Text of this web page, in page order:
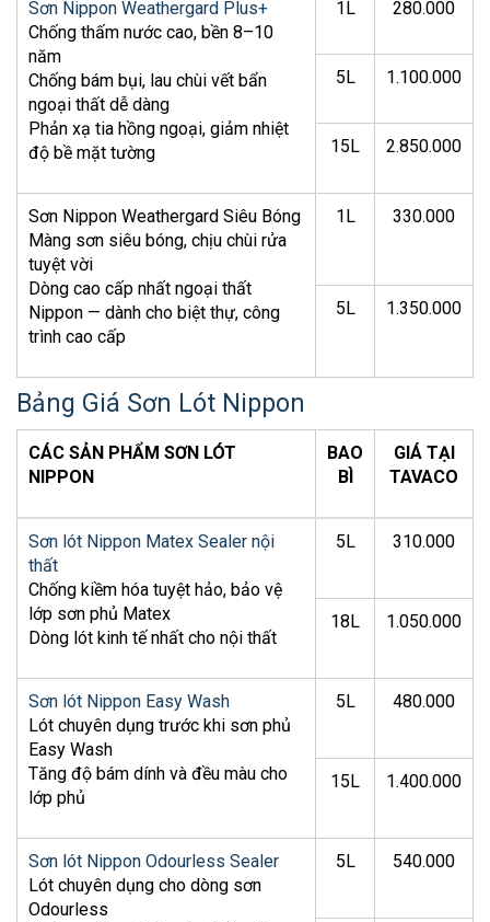
Sơn Nippon Weathergard Plus+
Chống thấm nước cao, bền 8–10
năm
Chống bám bụi, lau chùi vết bẩn
ngoại thất dễ dàng
Phản xạ tia hồng ngoại, giảm nhiệt
độ bề mặt tường
1L 280.000
5L 1.100.000
15L 2.850.000
Sơn Nippon Weathergard Siêu Bóng
Màng sơn siêu bóng, chịu chùi rửa
tuyệt vời
Dòng cao cấp nhất ngoại thất
Nippon — dành cho biệt thự, công
trình cao cấp
1L 330.000
5L 1.350.000
Bảng Giá Sơn Lót Nippon
CÁC SẢN PHẨM SƠN LÓT
NIPPON
BAO
BÌ
GIÁ TẠI
TAVACO
Sơn lót Nippon Matex Sealer nội
thất
Chống kiềm hóa tuyệt hảo, bảo vệ
lớp sơn phủ Matex
Dòng lót kinh tế nhất cho nội thất
5L 310.000
18L 1.050.000
Sơn lót Nippon Easy Wash
Lót chuyên dụng trước khi sơn phủ
Easy Wash
Tăng độ bám dính và đều màu cho
lớp phủ
5L 480.000
15L 1.400.000
Sơn lót Nippon Odourless Sealer
Lót chuyên dụng cho dòng sơn
Odourless
5L 540.000